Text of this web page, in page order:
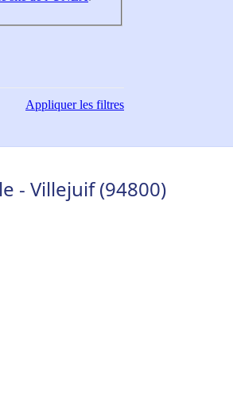
Appliquerles filtres
- Villejuif (94800)